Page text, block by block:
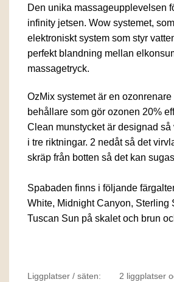
Den unika massageupplevelsen
infinity jetsen. Wow systemet,
elektroniskt system som styr
perfekt blandning mellan
massagetryck.
OzMix systemet är en
behållare som gör ozonen 20%
Clean munstycket är designad så
i tre riktningar. 2 nedåt så det
skräp från botten så det kan
Spabaden finns i följande
White, Midnight Canyon, Sterling
Tuscan Sun på skalet och brun
Liggplatser / säten: 2 liggplatser